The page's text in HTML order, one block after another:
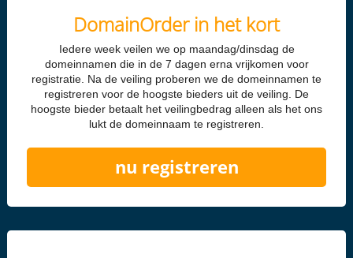
DomainOrder in het kort
Iedere week veilen we op maandag/dinsdag de
domeinnamen die in de 7 dagen erna vrijkomen voor
registratie. Na de veiling proberen we de domeinnamen te
registreren voor de hoogste bieders uit de veiling. De
hoogste bieder betaalt het veilingbedrag alleen als het ons
lukt de domeinnaam te registreren.
nu registreren